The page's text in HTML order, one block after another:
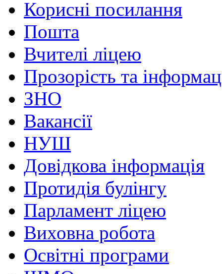
Корисні посилання
Пошта
Вчителі ліцею
Прозорість та
ЗНО
Вакансії
НУШ
Довідкова інформація
Протидія булінгу
Парламент ліцею
Виховна робота
Освітні програми